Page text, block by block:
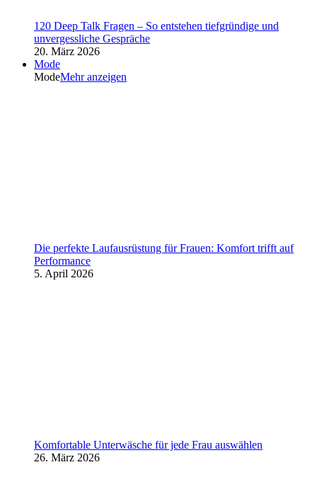
120 Deep Talk Fragen – So entstehen tiefgründige und
unvergessliche Gespräche
20. März 2026
Mode
ModeMehr anzeigen
Die perfekte Laufausrüstung für Frauen: Komfort trifft auf
Performance
5. April 2026
Komfortable Unterwäsche für jede Frau auswählen
26. März 2026